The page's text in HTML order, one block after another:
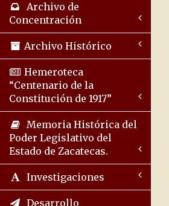
Archivo de
Concentración
Archivo Histórico
Hemeroteca
“Centenario de la
Constitución de 1917”
Memoria Histórica del
Poder Legislativo del
Estado de Zacatecas.
Investigaciones
Desarrollo